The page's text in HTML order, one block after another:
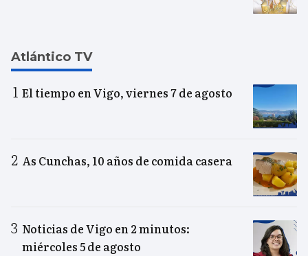
Atlántico TV
El tiempo en Vigo, viernes 7 de agosto
As Cunchas, 10 años de comida casera
Noticias de Vigo en 2 minutos:
miércoles 5 de agosto